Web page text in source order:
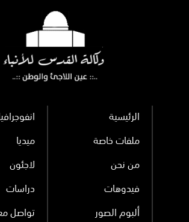
الرئيسية
ملفات خاصة ميديا
من نحن لاجئون
فيدوهات دراسات
ألبوم الصور تواصل